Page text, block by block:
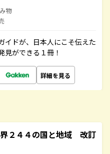
物
イドが、日本人にこそ伝えた
見ができる１冊！
詳細を見る
２４４の国と地域 改訂